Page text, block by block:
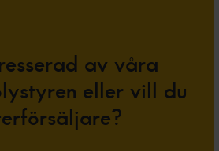
av våra
eller vill du